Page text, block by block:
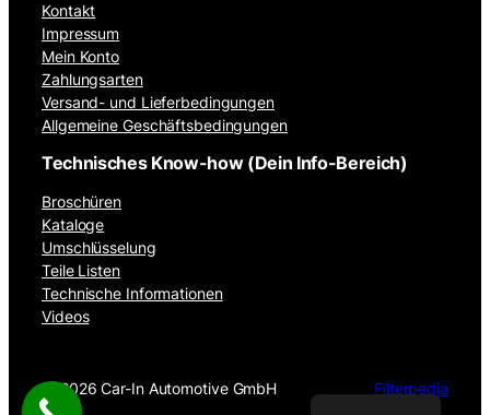
Kontakt
Impressum
Mein Konto
Zahlungsarten
Versand- und Lieferbedingungen
Allgemeine Geschäftsbedingungen
Technisches Know-how (Dein Info-Bereich)
Broschüren
Kataloge
Umschlüsselung
Teile Listen
Technische Informationen
Videos
©2026 Car-In Automotive GmbH Filterpedia